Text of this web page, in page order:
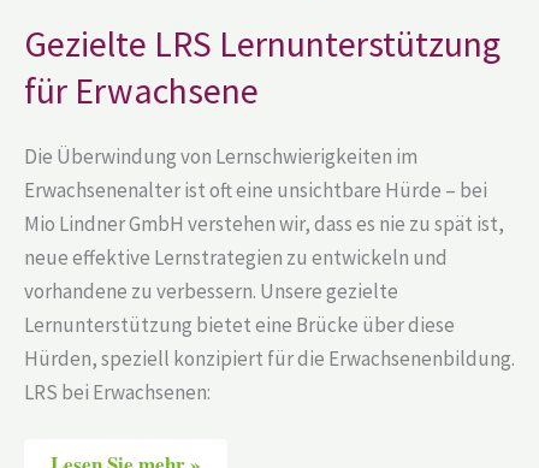
Gezielte LRS Lernunterstützung
für Erwachsene
Die Überwindung von Lernschwierigkeiten im
Erwachsenenalter ist oft eine unsichtbare Hürde – bei
Mio Lindner GmbH verstehen wir, dass es nie zu spät ist,
neue effektive Lernstrategien zu entwickeln und
vorhandene zu verbessern. Unsere gezielte
Lernunterstützung bietet eine Brücke über diese
Hürden, speziell konzipiert für die Erwachsenenbildung.
LRS bei Erwachsenen:
Erwachsene